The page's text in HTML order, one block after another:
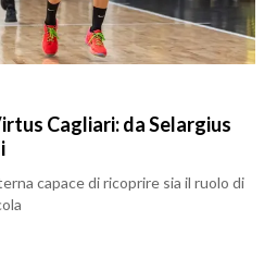
Cagliari: da Selargius
capace di ricoprire sia il ruolo di